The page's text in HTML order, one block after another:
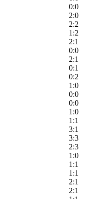
0:0
2:0
2:2
1:2
2:1
0:0
2:1
0:1
0:2
1:0
0:0
0:0
1:0
1:1
3:1
3:3
2:3
1:0
1:1
1:1
2:1
2:1